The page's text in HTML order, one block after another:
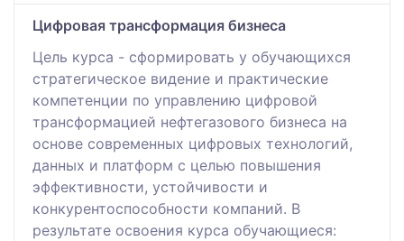
Цифровая трансформация бизнеса
Цель курса - сформировать у обучающихся
стратегическое видение и практические
компетенции по управлению цифровой
трансформацией нефтегазового бизнеса на
основе современных цифровых технологий,
данных и платформ с целью повышения
эффективности, устойчивости и
конкурентоспособности компаний. В
результате освоения курса обучающиеся: